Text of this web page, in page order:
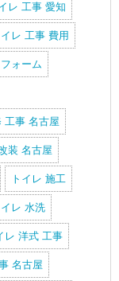
レ 工事 愛知
イレ 工事 費用
ォーム
工事 名古屋
装 名古屋
トイレ 施工
イレ 水洗
レ 洋式 工事
名古屋